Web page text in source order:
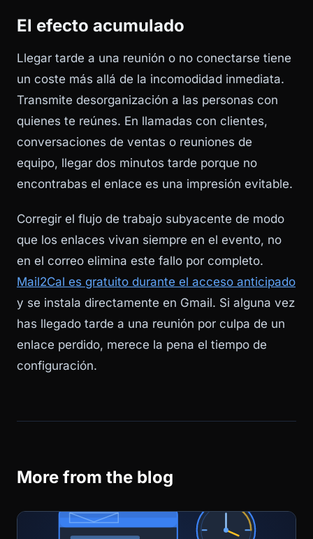
El efecto acumulado
Llegar tarde a una reunión o no conectarse tiene
un coste más allá de la incomodidad inmediata.
Transmite desorganización a las personas con
quienes te reúnes. En llamadas con clientes,
conversaciones de ventas o reuniones de
equipo, llegar dos minutos tarde porque no
encontrabas el enlace es una impresión evitable.
Corregir el flujo de trabajo subyacente de modo
que los enlaces vivan siempre en el evento, no
en el correo elimina este fallo por completo.
Mail2Cal es gratuito durante el acceso anticipado
y se instala directamente en Gmail. Si alguna vez
has llegado tarde a una reunión por culpa de un
enlace perdido, merece la pena el tiempo de
configuración.
More from the blog